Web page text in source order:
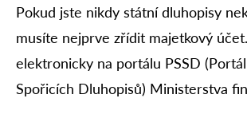
Pokud jste nikdy státní dluhopisy
musíte nejprve zřídit majetkový
elektronicky na portálu PSSD
Spořicích Dluhopisů) Ministerstva